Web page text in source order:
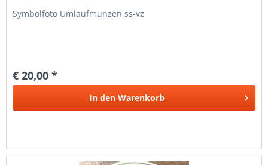
Symbolfoto Umlaufmünzen ss-vz
€ 20,00 *
In den Warenkorb